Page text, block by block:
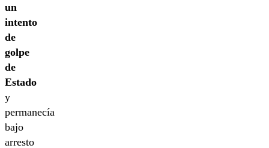
un
intento
de
golpe
de
Estado
y
permanecía
bajo
arresto